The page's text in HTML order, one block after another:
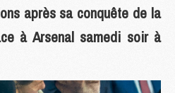
après sa conquête de la
à Arsenal samedi soir à